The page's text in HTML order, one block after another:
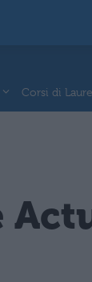
Corsi di